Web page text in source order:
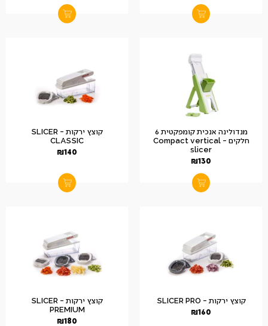
מנדולינה אנכית קומפקטית 6
חלקים – Compact vertical
slicer
₪130
קוצץ ירקות – SLICER
CLASSIC
₪140
קוצץ ירקות – SLICER PRO
₪160
קוצץ ירקות – SLICER
PREMIUM
₪180